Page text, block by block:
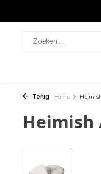
Terug Home
Heimish